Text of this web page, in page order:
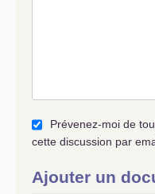
Prévenez-moi de
cette discussion par
Ajouter un